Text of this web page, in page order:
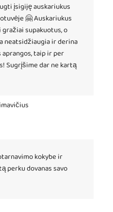
įsigiję auskariukus
🤗 Auskariukus
supakuotus, o
neatsidžiaugia ir derina
taip ir per
Sugrįšime dar ne kartą
kokybe ir
perku dovanas savo